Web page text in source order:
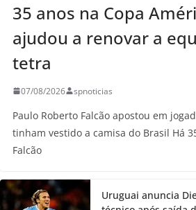
35 anos na Copa
ajudou a renovar a
tetra
07/08/2026 spnoticias
Paulo Roberto Falcão apostou em
tinham vestido a camisa do Brasil Há
Falcão
Uruguai anuncia